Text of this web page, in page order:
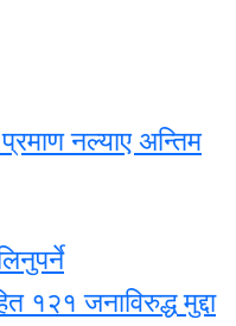
नल्याए अन्तिम
१२१ जनाविरुद्ध मुद्दा